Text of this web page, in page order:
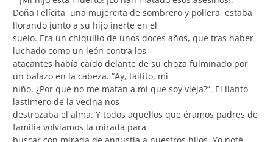
Doña Felícita, una mujercita de sombrero y pollera, estaba
llorando junto a su hijo inerte en el
suelo. Era un chiquillo de unos doces años, que tras haber
luchado como un león contra los
atacantes había caído delante de su choza fulminado por
un balazo en la cabeza. “Ay, taitito, mi
niño. ¿Por qué no me matan a mí que soy vieja?”. El llanto
lastimero de la vecina nos
destrozaba el alma. Y todos aquellos que éramos padres de
familia volvíamos la mirada para